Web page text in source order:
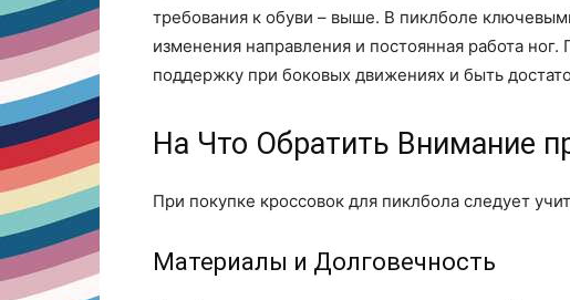
требования к обуви – выше. В пиклболе
изменения направления и постоянная работа
поддержку при боковых движениях и быть
На Что Обратить Внимание
При покупке кроссовок для пиклбола следует
Материалы и Долговечность